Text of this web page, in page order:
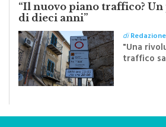
“Il nuovo piano traffico?
di dieci anni”
diRedazione
"Una
traffico